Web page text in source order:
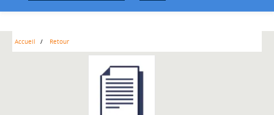
Accueil Retour